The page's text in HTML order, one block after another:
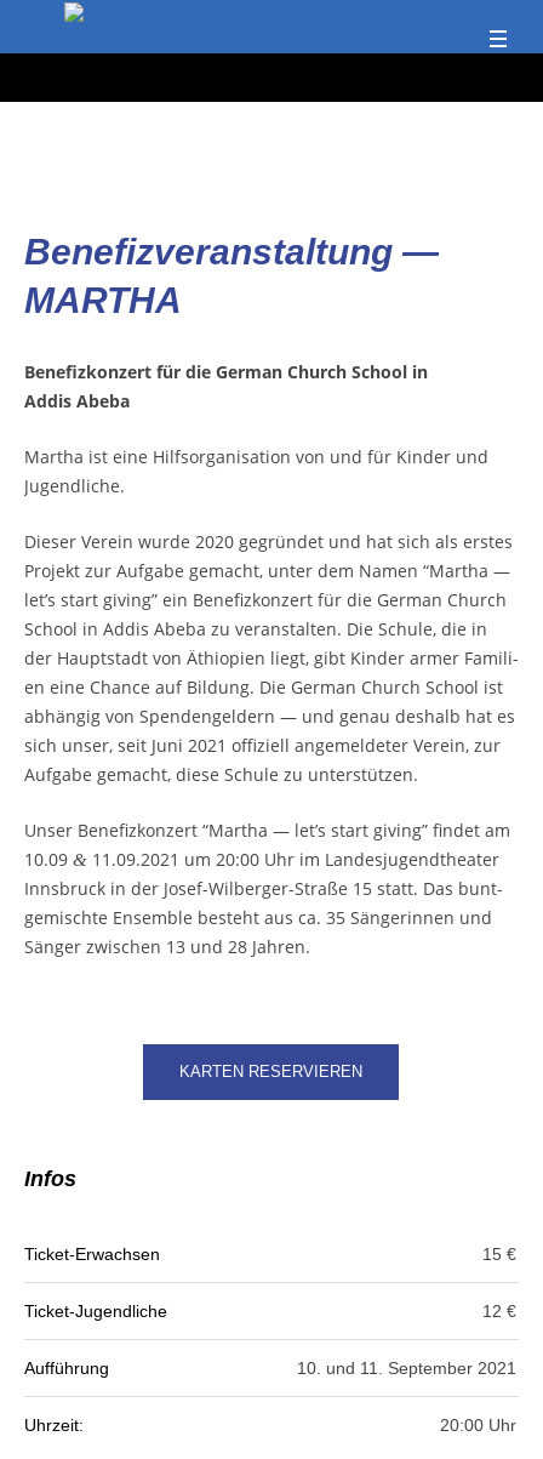
Bene­fiz­ver­an­stal­tung —
MARTHA
Bene­fiz­kon­zert für die Ger­man Church School in
Addis Abeba
Mar­tha ist eine Hilfs­or­ga­ni­sa­ti­on von und für Kin­der und
Jugendliche.
Die­ser Ver­ein wur­de 2020 gegrün­det und hat sich als ers­tes
Pro­jekt zur Auf­ga­be gemacht, unter dem Namen “Mar­tha —
let’s start giving” ein Bene­fiz­kon­zert für die Ger­man Church
School in Addis Abe­ba zu ver­an­stal­ten. Die Schu­le, die in
der Haupt­stadt von Äthio­pi­en liegt, gibt Kin­der armer Fami­li­
en eine Chan­ce auf Bil­dung. Die Ger­man Church School ist
abhän­gig von Spen­den­gel­dern — und genau des­halb hat es
sich unser, seit Juni 2021 offi­zi­ell ange­mel­de­ter Ver­ein, zur
Auf­ga­be gemacht, die­se Schu­le zu unterstützen.
Unser Bene­fiz­kon­zert “Mar­tha — let’s start giving” fin­det am
10.09 &11.09.2021 um 20:00 Uhr im Landes­jugend­theater
Inns­bruck in der Josef-Wil­ber­ger-Stra­ße 15 statt. Das bunt­
ge­misch­te Ensem­ble besteht aus ca. 35 Sän­ge­rin­nen und
Sän­ger zwi­schen 13 und 28 Jahren.
KAR­TEN RESERVIEREN
Infos
Ticket-Erwachsen 15 €
Ticket-Jugendliche 12 €
Aufführung 10. und 11. September 2021
Uhrzeit: 20:00 Uhr